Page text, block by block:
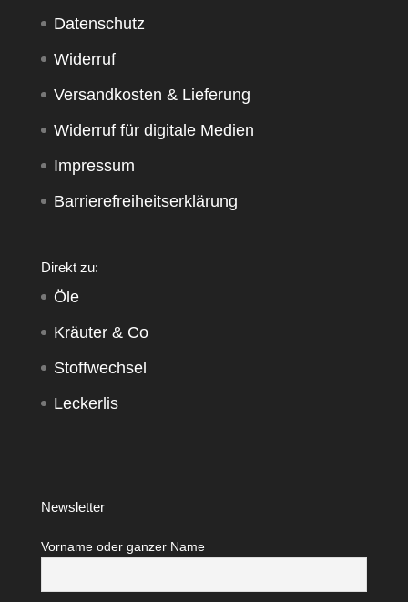
Datenschutz
Widerruf
Versandkosten & Lieferung
Widerruf für digitale Medien
Impressum
Barrierefreiheitserklärung
Direkt zu:
Öle
Kräuter & Co
Stoffwechsel
Leckerlis
Newsletter
Vorname oder ganzer Name